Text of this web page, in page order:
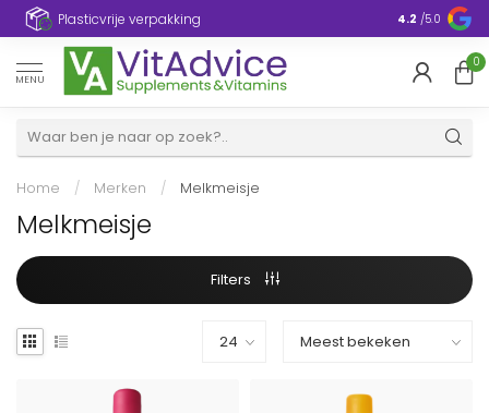
Plasticvrije verpakking 4.2 /5.0
MENU
0
Home / Merken / Melkmeisje
Melkmeisje
Filters